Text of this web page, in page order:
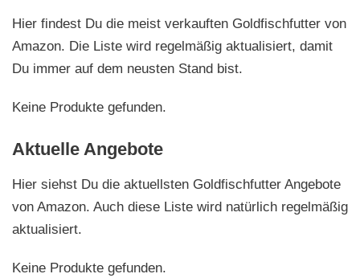
Hier findest Du die meist verkauften Goldfischfutter von
Amazon. Die Liste wird regelmäßig aktualisiert, damit
Du immer auf dem neusten Stand bist.
Keine Produkte gefunden.
Aktuelle Angebote
Hier siehst Du die aktuellsten Goldfischfutter Angebote
von Amazon. Auch diese Liste wird natürlich regelmäßig
aktualisiert.
Keine Produkte gefunden.